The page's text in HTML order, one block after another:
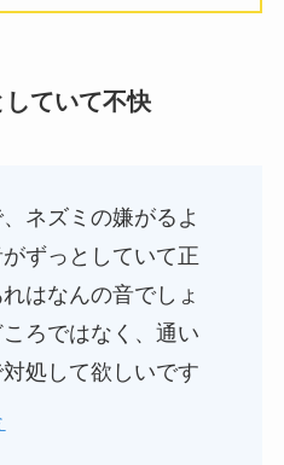
ていて不快
ネズミの嫌がるよ
ずっとしていて正
はなんの音でしょ
ろではなく、通い
処して欲しいです